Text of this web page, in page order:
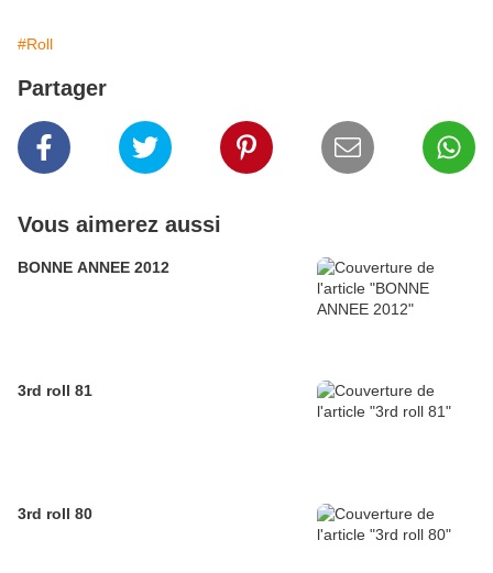
#Roll
Partager
Vous aimerez aussi
BONNE ANNEE 2012
3rd roll 81
3rd roll 80